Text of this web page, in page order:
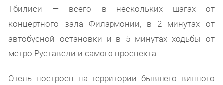
Тбилиси — всего в нескольких шагах от
концертного зала Филармонии, в 2 минутах от
автобусной остановки и в 5 минутах ходьбы от
метро Руставели и самого проспекта.
Отель построен на территории бывшего винного